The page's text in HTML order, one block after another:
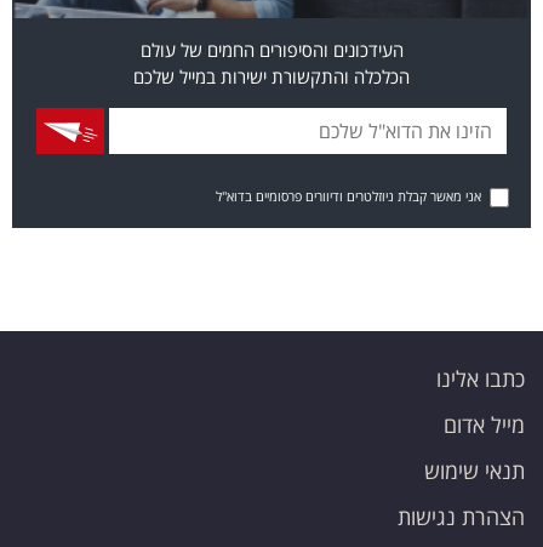
העידכונים והסיפורים החמים של עולם
הכלכלה והתקשורת ישירות במייל שלכם
אני מאשר קבלת ניוזלטרים ודיוורים פרסומיים בדוא"ל
כתבו אלינו
מייל אדום
תנאי שימוש
הצהרת נגישות